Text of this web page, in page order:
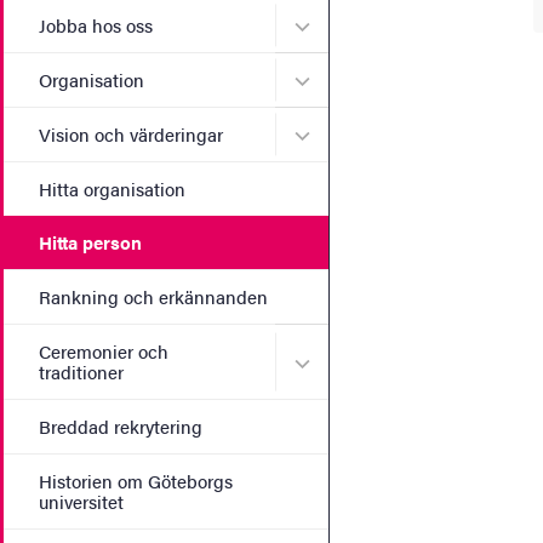
Jobba hos oss Undermeny för Jobba hos
Organisation Undermeny för Organisation
Vision och värderingar Undermeny för Vision och
Hitta organisation
Hitta person
Rankning och erkännanden
Ceremonier och
traditioner
Undermeny för Ceremonier
Breddad rekrytering
Historien om Göteborgs
universitet